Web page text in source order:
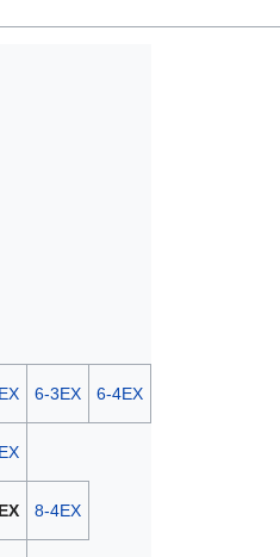
6-3EX 6-4EX
8-4EX